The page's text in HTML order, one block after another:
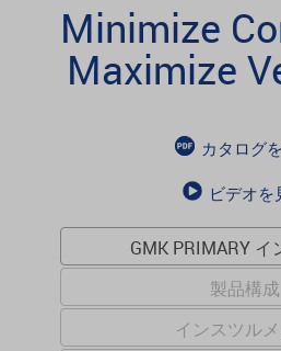
Minimize
Maximize
カタログ
ビデオを
GMK PRIMARY イ
製品構成
インスツル